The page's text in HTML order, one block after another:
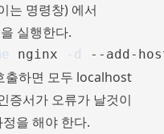
는 명령창) 에서
실행한다.
nginx -d --add-
출하면 모두 localhost
증서가 오류가 날것이
을 해야 한다.